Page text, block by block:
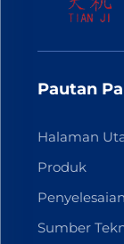
Pautan
Halaman
Produk
Penyelesaian
Sumber